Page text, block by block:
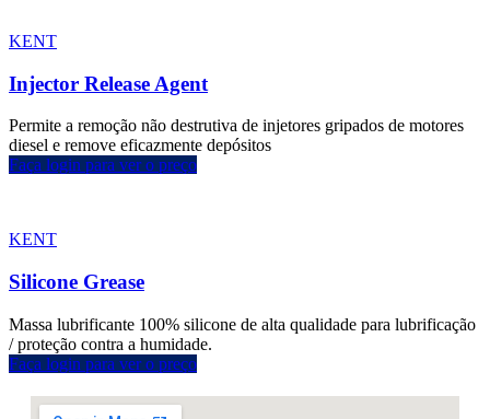
KENT
Injector Release Agent
Permite a remoção não destrutiva de injetores gripados de motores
diesel e remove eficazmente depósitos
Faça login para ver o preço
KENT
Silicone Grease
Massa lubrificante 100% silicone de alta qualidade para lubrificação
/ proteção contra a humidade.
Faça login para ver o preço